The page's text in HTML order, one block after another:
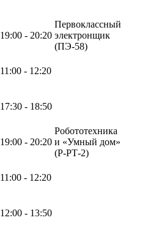
19:00 - 20:20
Первоклассный
электронщик
(ПЭ-58)
11:00 - 12:20
17:30 - 18:50
19:00 - 20:20
Робототехника
и «Умный дом»
(Р-РТ-2)
11:00 - 12:20
12:00 - 13:50